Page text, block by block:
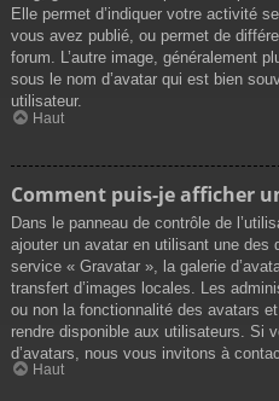
Elle permet d’indiquer votre activité
vous avez publié, ou permet de
forum. L’autre image, généralement
sous le nom d’avatar qui est bien
utilisateur.
Haut
Comment puis-je afficher
Dans le panneau de contrôle de
ajouter un avatar en utilisant une des
service « Gravatar », la galerie
transfert d’images locales. Les
ou non la fonctionnalité des avatars
rendre disponible aux utilisateurs. Si
d’avatars, nous vous invitons à
Haut